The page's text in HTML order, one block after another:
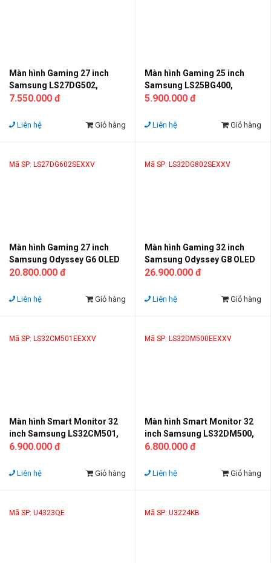
Màn hình Gaming 27 inch
Samsung LS27DG502,
180Hz, 2K, HAS (Chân đế có
90*
7.550.000 đ
Liên hệ Giỏ hàng
Màn hình Gaming 25 inch
Samsung LS25BG400,
240Hz, HAS (Chân đế có thể
5.900.000 đ
Liên hệ Giỏ hàng
Mã SP: LS27DG602SEXXV
Màn hình Gaming 27 inch
Samsung Odyssey G6 OLED
LS27DG602, 360Hz 2K, HAS
độ cao), Xoay 90*
20.800.000 đ
Liên hệ Giỏ hàng
Mã SP: LS32DG802SEXXV
Màn hình Gaming 32 inch
Samsung Odyssey G8 OLED
LS32DG802, 240Hz 4K, HAS
độ cao, xoay 90*), Smart
26.900.000 đ
Liên hệ Giỏ hàng
Mã SP: LS32CM501EEXXV
Màn hình Smart Monitor 32
inch Samsung LS32CM501,
Full viền, Wifi, Bluetooth,
Remote, màu trắng
6.900.000 đ
Liên hệ Giỏ hàng
Mã SP: LS32DM500EEXXV
Màn hình Smart Monitor 32
inch Samsung LS32DM500,
Full viền, Wifi, Bluetooth,
Remote, màu đen
6.800.000 đ
Liên hệ Giỏ hàng
Mã SP: U4323QE Mã SP: U3224KB